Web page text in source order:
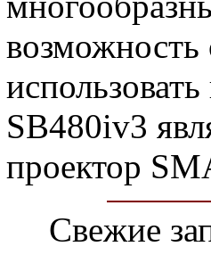
возможность
SB480iv3
проектор
Свежие